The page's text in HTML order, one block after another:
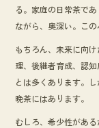
る。家庭の日常茶で
ながら、奥深い。こ
もちろん、未来に向
理、後継者育成、認
とは多くあります。
晩茶にはあります。
むしろ、希少性があ